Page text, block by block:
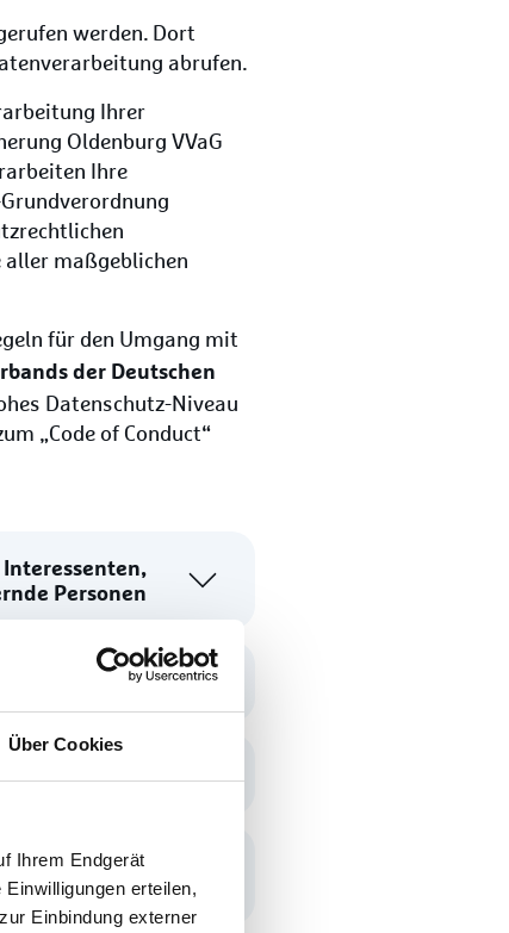
Über Cookies
Ihrem Endgerät
erteilen,
Einbindung externer
werden. Dort
abrufen.
Ihrer
Oldenburg VVaG
Ihre
aller maßgeblichen
für den Umgang mit
der Deutschen
Datenschutz-Niveau
„Code of Conduct“
Personen
auf